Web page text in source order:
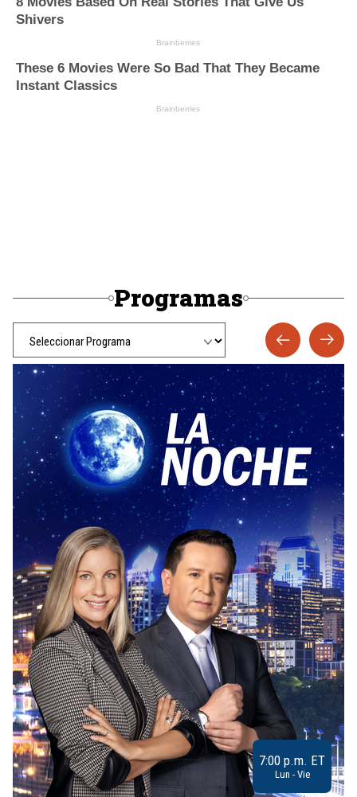
Programas
7:00 p.m. ET
Lun - Vie